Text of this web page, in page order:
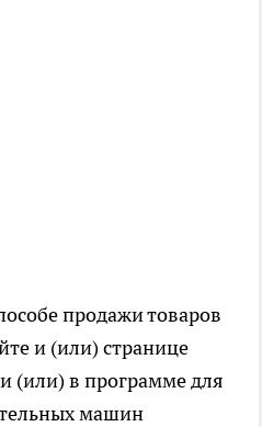
продажи товаров
и (или) странице
(или) в программе для
машин